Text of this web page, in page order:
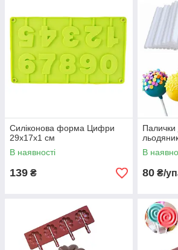
Силіконова форма Цифри
29х17х1 см
В наявності
139 ₴
Палички
В
80 ₴/